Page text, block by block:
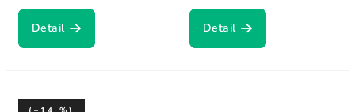
Detail Detail